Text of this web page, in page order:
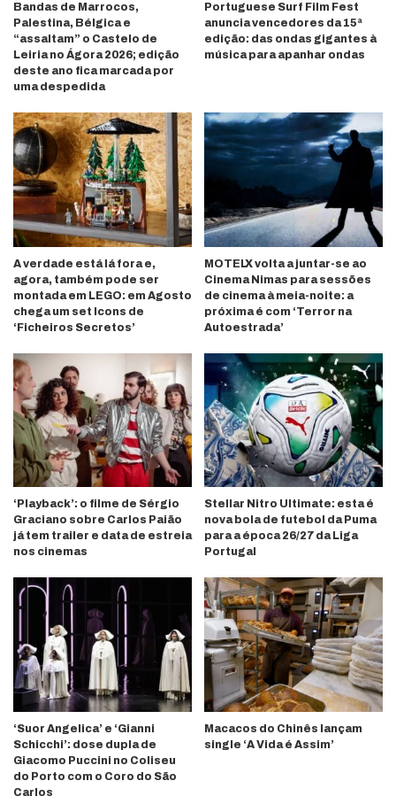
Bandas de Marrocos,
Palestina, Bélgica e
“assaltam” o Castelo de
Leiria no Ágora 2026; edição
deste ano fica marcada por
uma despedida
Portuguese Surf Film Fest
anuncia vencedores da 15ª
edição: das ondas gigantes à
música para apanhar ondas
A verdade está lá fora e,
agora, também pode ser
montada em LEGO: em Agosto
chega um set Icons de
‘Ficheiros Secretos’
MOTELX volta a juntar-se ao
Cinema Nimas para sessões
de cinema à meia-noite: a
próxima é com ‘Terror na
Autoestrada’
‘Playback’: o filme de Sérgio
Graciano sobre Carlos Paião
já tem trailer e data de estreia
nos cinemas
Stellar Nitro Ultimate: esta é
nova bola de futebol da Puma
para a época 26/27 da Liga
Portugal
‘Suor Angelica’ e ‘Gianni
Schicchi’: dose dupla de
Giacomo Puccini no Coliseu
do Porto com o Coro do São
Carlos
Macacos do Chinês lançam
single ‘A Vida é Assim’